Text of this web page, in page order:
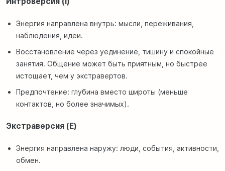
Энергия направлена внутрь: мысли, переживания,
наблюдения, идеи.
Восстановление через уединение, тишину и спокойные
занятия. Общение может быть приятным, но быстрее
истощает, чем у экстравертов.
Предпочтение: глубина вместо широты (меньше
контактов, но более значимых).
Экстраверсия (E)
Энергия направлена наружу: люди, события, активности,
обмен.